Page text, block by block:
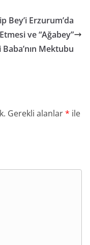
Bey’i Erzurum’da
ve “Ağabey”
Mektubu
Gerekli alanlar* ile